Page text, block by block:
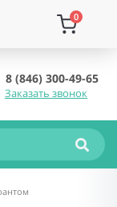
0
8 (846) 300-49-65
Заказать звонок